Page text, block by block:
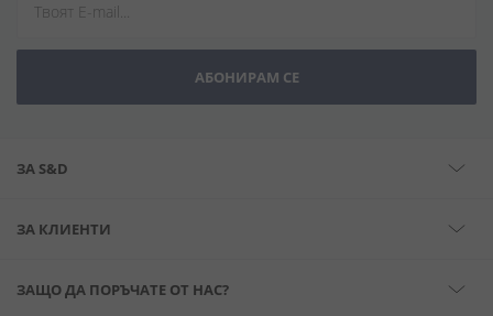
АБОНИРАМ СЕ
ЗА S&D
ЗА КЛИЕНТИ
ЗАЩО ДА ПОРЪЧАТЕ ОТ НАС?